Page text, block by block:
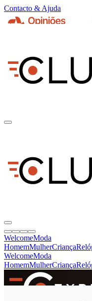
Contacto & Ajuda
WelcomeModa
HomemMulherCriança
WelcomeModa
HomemMulherCriança